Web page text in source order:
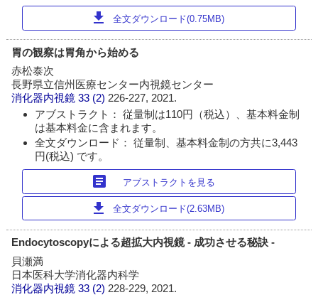
download 全文ダウンロード(0.75MB)
胃の観察は胃角から始める
赤松泰次
長野県立信州医療センター内視鏡センター
消化器内視鏡 33 (2) 226-227, 2021.
アブストラクト： 従量制は110円（税込）、基本料金制
は基本料金に含まれます。
全文ダウンロード： 従量制、基本料金制の方共に3,443
円(税込) です。
article アブストラクトを見る
download 全文ダウンロード(2.63MB)
Endocytoscopyによる超拡大内視鏡 - 成功させる秘訣 -
貝瀬満
日本医科大学消化器内科学
消化器内視鏡 33 (2) 228-229, 2021.